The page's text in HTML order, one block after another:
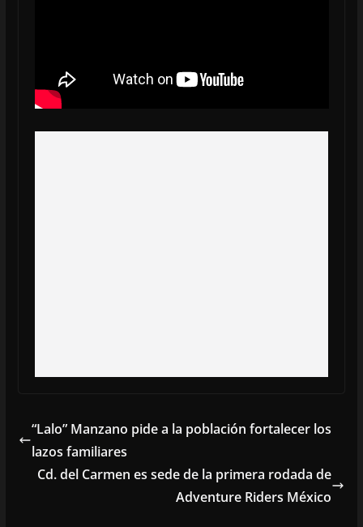
“Lalo” Manzano pide a la población fortalecer los
lazos familiares
Cd. del Carmen es sede de la primera rodada de
Adventure Riders México